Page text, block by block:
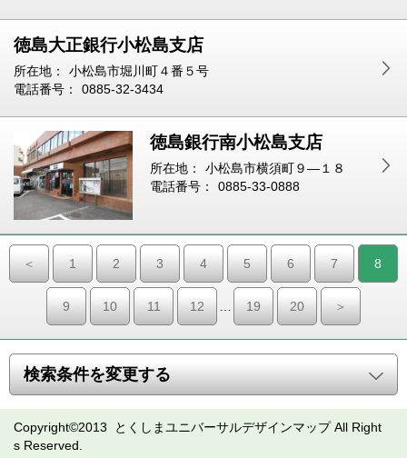
徳島大正銀行小松島支店
所在地：
小松島市堀川町４番５号
電話番号：
0885-32-3434
徳島銀行南小松島支店
所在地：
小松島市横須町９—１８
電話番号：
0885-33-0888
＜ 1 2 3 4 5 6 7 8
9 10 11 12 19 20 ＞
検索条件を変更する
Copyright©2013 とくしまユニバーサルデザインマップ All Right
s Reserved.